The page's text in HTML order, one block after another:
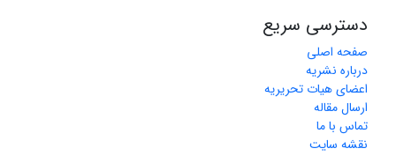
دسترسی سریع
صفحه اصلی
درباره نشریه
اعضای هیات تحریریه
ارسال مقاله
تماس با ما
نقشه سایت